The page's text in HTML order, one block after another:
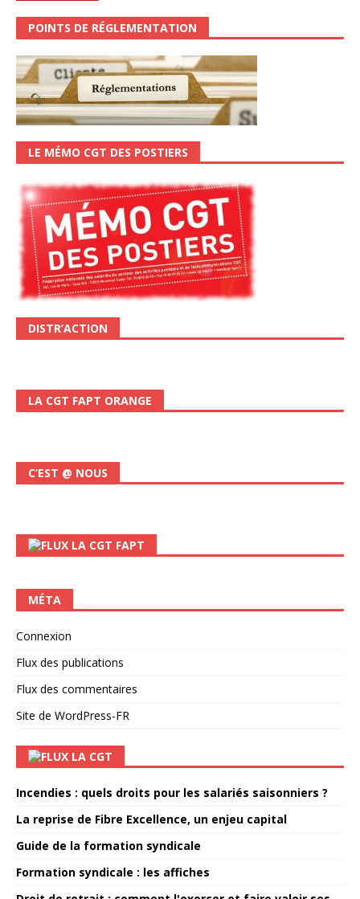
POINTS DE RÉGLEMENTATION
LE MÉMO CGT DES POSTIERS
DISTR’ACTION
LA CGT FAPT ORANGE
C’EST @ NOUS
LA CGT FAPT
MÉTA
Connexion
Flux des publications
Flux des commentaires
Site de WordPress-FR
LA CGT
Incendies : quels droits pour les salariés saisonniers ?
La reprise de Fibre Excellence, un enjeu capital
Guide de la formation syndicale
Formation syndicale : les affiches